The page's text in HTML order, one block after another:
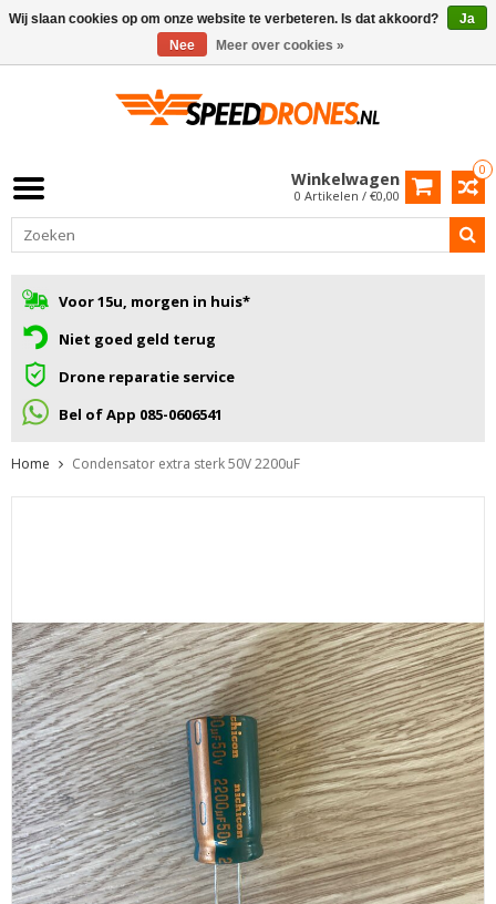
0
Winkelwagen
0 Artikelen / €0,00
Voor 15u, morgen in huis*
Niet goed geld terug
Drone reparatie service
Bel of App 085-0606541
Home Condensator extra sterk 50V 2200uF
Wij slaan cookies op om onze website te verbeteren. Is dat akkoord?
Ja
Nee
Meer over cookies »